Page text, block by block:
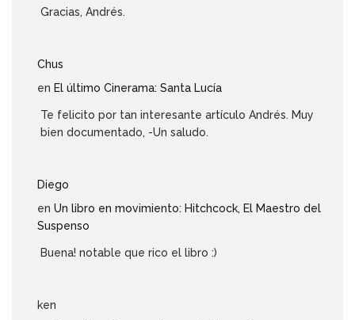
Gracias, Andrés.
Chus
en El último Cinerama: Santa Lucía
Te felicito por tan interesante artículo Andrés. Muy
bien documentado, -Un saludo.
Diego
en Un libro en movimiento: Hitchcock, El Maestro del
Suspenso
Buena! notable que rico el libro :)
ken